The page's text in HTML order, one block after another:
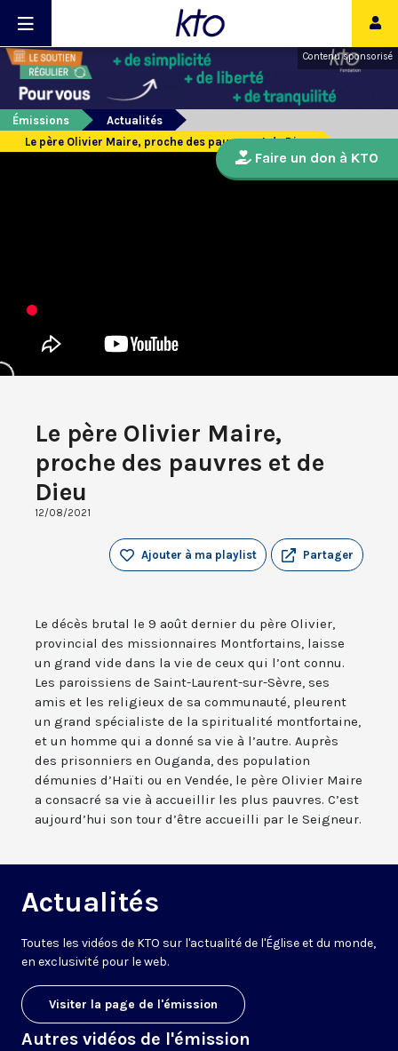
Contenu sponsorisé
Émissions
Actualités
Le père Olivier Maire, proche des pauvres et de Dieu
Le père Olivier Maire,
proche des pauvres et de
Dieu
12/08/2021
Partager
Ajouter à ma playlist
Le décès brutal le 9 août dernier du père Olivier,
provincial des missionnaires Montfortains, laisse
un grand vide dans la vie de ceux qui l’ont connu.
Les paroissiens de Saint-Laurent-sur-Sèvre, ses
amis et les religieux de sa communauté, pleurent
un grand spécialiste de la spiritualité montfortaine,
et un homme qui a donné sa vie à l’autre. Auprès
des prisonniers en Ouganda, des population
démunies d’Haïti ou en Vendée, le père Olivier Maire
a consacré sa vie à accueillir les plus pauvres. C’est
aujourd’hui son tour d’être accueilli par le Seigneur.
Actualités
Toutes les vidéos de KTO sur l'actualité de l'Église et du monde,
en exclusivité pour le web.
Visiter la page de l'émission
Autres vidéos de l'émission
Faire un don à KTO